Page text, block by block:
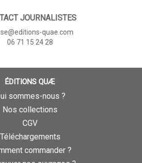
JOURNALISTES
quae.com
06 71 15 24 28
ÉDITIONS QUÆ
sommes-nous ?
Nos collections
CGV
Téléchargements
commander ?